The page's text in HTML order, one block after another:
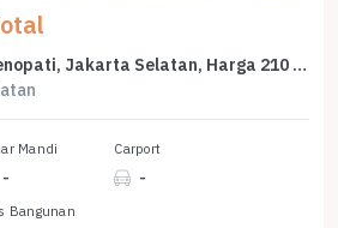
Tanah Elit Dijual di Senopati, Jakarta Selatan, Harga 210 Miliar
Mandi
-
Carport
-
Bangunan